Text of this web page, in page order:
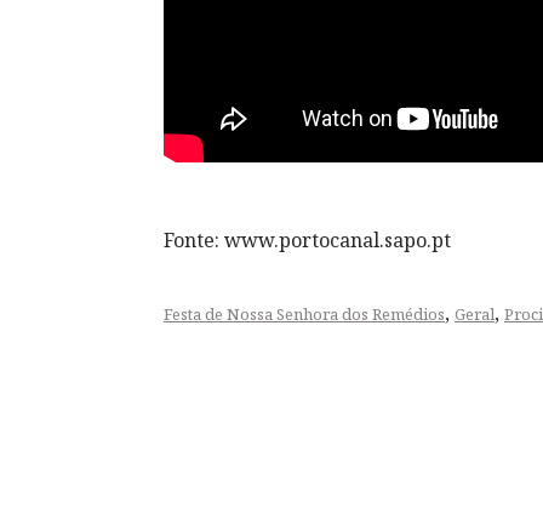
Fonte: www.portocanal.sapo.pt
Festa de Nossa Senhora dos Remédios, Geral,